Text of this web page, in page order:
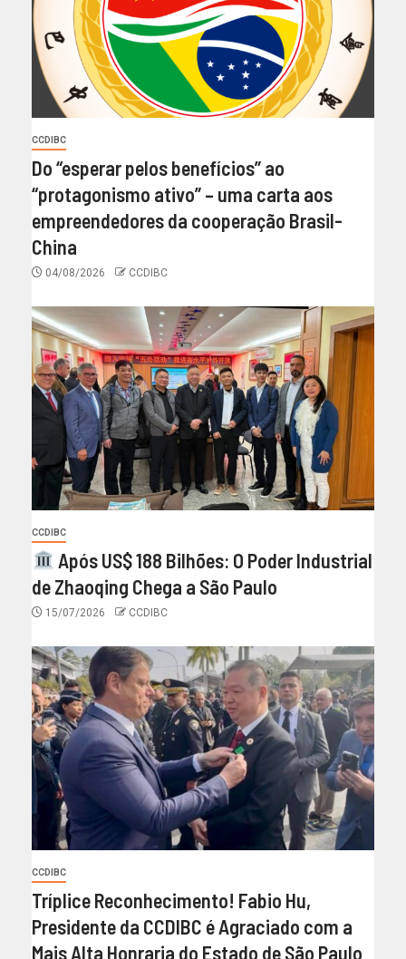
CCDIBC
Do “esperar pelos benefícios” ao
“protagonismo ativo” – uma carta aos
empreendedores da cooperação Brasil-
China
04/08/2026 CCDIBC
CCDIBC
Após US$ 188 Bilhões: O Poder Industrial
de Zhaoqing Chega a São Paulo
15/07/2026 CCDIBC
CCDIBC
Tríplice Reconhecimento! Fabio Hu,
Presidente da CCDIBC é Agraciado com a
Mais Alta Honraria do Estado de São Paulo